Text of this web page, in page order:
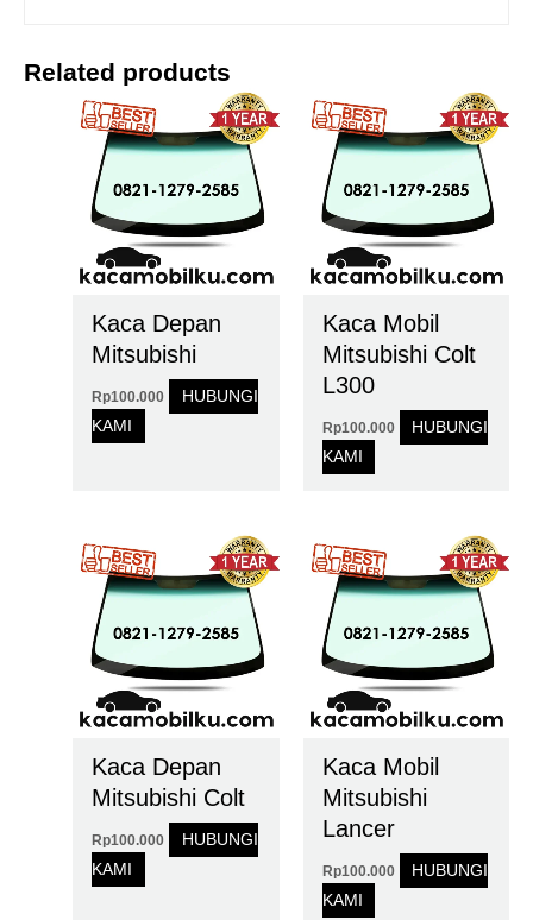
Related products
Kaca Depan
Mitsubishi
Rp100.000
HUBUNGI
KAMI
Kaca Mobil
Mitsubishi Colt
L300
Rp100.000
HUBUNGI
KAMI
Kaca Depan
Mitsubishi Colt
Rp100.000
HUBUNGI
KAMI
Kaca Mobil
Mitsubishi
Lancer
Rp100.000
HUBUNGI
KAMI